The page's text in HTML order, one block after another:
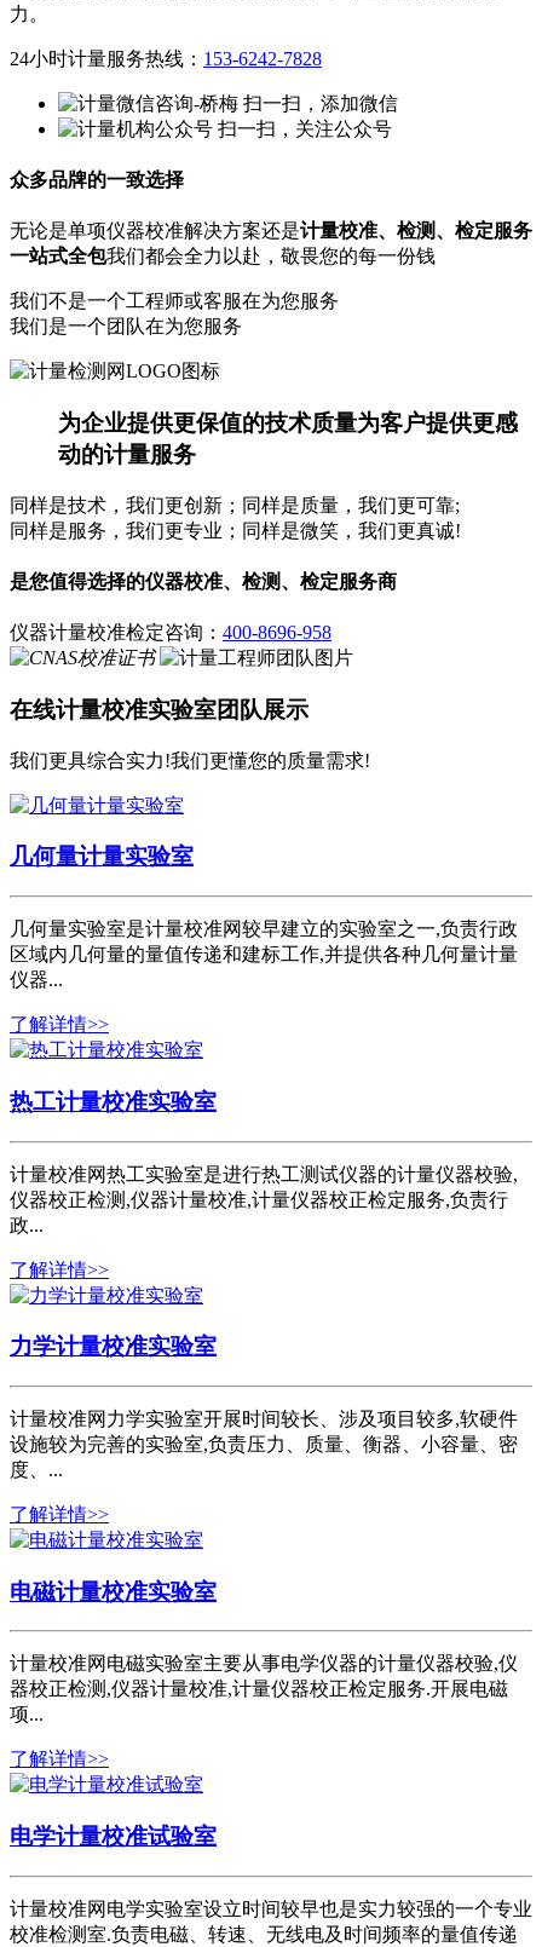
力。
24小时计量服务热线： 153-6242-7828
扫一扫，添加微信
扫一扫，关注公众号
众多品牌的一致选择
无论是单项仪器校准解决方案还是计量校准、检测、检定服务
一站式全包我们都会全力以赴，敬畏您的每一份钱
我们不是一个工程师或客服在为您服务
我们是一个团 队在为您服务
为企业提供更保值的技术质量为客户提供更感
动的计量服务
同样是技术，我们更创新；同样是质量，我们更可靠;
同样是服务，我们更专业；同样是微笑，我们更真诚!
是您值得选择的仪器校准、检测、检定服务商
仪器计量校准检定咨询： 400-8696-958
在线计量校准实验室团队展示
我们更具综合实力!我们更懂您的质量需求!
几何量计量实验室
几何量实验室是计量校准网较早建立的实验室之一,负责行政
区域内几何量的量值传递和建标工作,并提供各种几何量计量
仪器...
了解详情>>
热工计量校准实验室
计量校准网热工实验室是进行热工测试仪器的计量仪器校验,
仪器校正检测,仪器计量校准,计量仪器校正检定服务,负责行
政...
了解详情>>
力学计量校准实验室
计量校准网力学实验室开展时间较长、涉及项目较多,软硬件
设施较为完善的实验室,负责压力、质量、衡器、小容量、密
度、...
了解详情>>
电磁计量校准实验室
计量校准网电磁实验室主要从事电学仪器的计量仪器校验,仪
器校正检测,仪器计量校准,计量仪器校正检定服务.开展电磁
项...
了解详情>>
电学计量校准试验室
计量校准网电学实验室设立时间较早也是实力较强的一个专业
校准检测室.负责电磁、转速、无线电及时间频率的量值传递